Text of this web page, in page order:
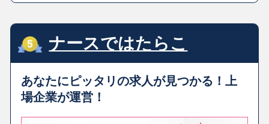
ナースではたらこ
あなたにピッタリの求人が見つかる！上
場企業が運営！